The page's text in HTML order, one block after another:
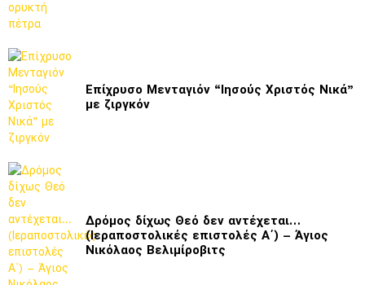
Επίχρυσο Μενταγιόν “Ιησούς Χριστός Νικά”
με ζιργκόν
Δρόμος δίχως Θεό δεν αντέχεται…
(Ιεραποστολικές επιστολές Α΄) – Άγιος
Νικόλαος Βελιμίροβιτς